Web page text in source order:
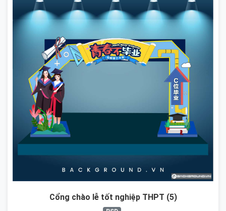
Cổng chào lễ tốt nghiệp THPT (5)